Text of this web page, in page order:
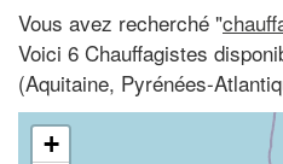
Vous avez recherché "
Voici 6 Chauffagistes
(Aquitaine, Pyrénées-
+